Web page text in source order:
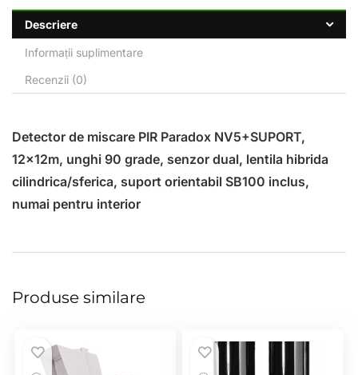
Descriere
Informații suplimentare
Recenzii (0)
Detector de miscare PIR Paradox NV5+SUPORT,
12x12m, unghi 90 grade, senzor dual, lentila hibrida
cilindrica/sferica, suport orientabil SB100 inclus,
numai pentru interior
Produse similare